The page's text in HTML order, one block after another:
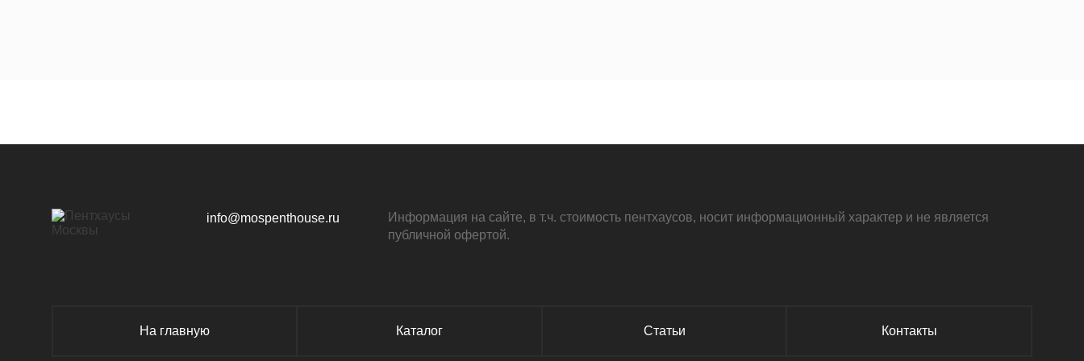
info@mospenthouse.ru
Информация на сайте, в т.ч. стоимость пентхаусов, носит информационный характер и не является
публичной офертой.
На главную Каталог Статьи Контакты